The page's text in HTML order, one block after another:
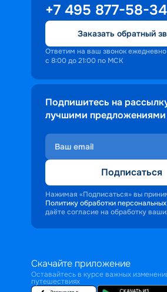
+7 495 877-58-34
Заказать обратный
Ответим на ваш звонок ежедневно
с 8:00 до 21:00 по МСК
Подпишитесь на
лучшими предложениями
Подписаться
Нажимая «Подписаться» вы
Политику обработки
даёте согласие на обработку
Скачайте приложение
Оставайтесь в курсе важных
путешествиях